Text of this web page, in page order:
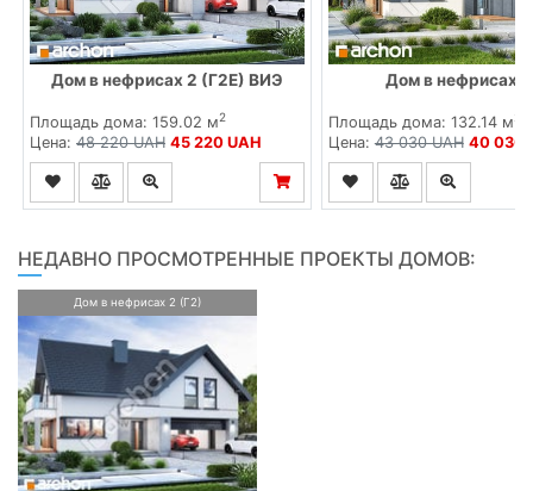
Дом в нефрисах 2 (Г2Е) ВИЭ
Площадь дома: 159.02 м2
Цена: 48 220 UAH 45 220 UAH
Дом в нефрисах
Площадь дома: 132.14 м
Цена:43 030 UAH 40 030
НЕДАВНО ПРОСМОТРЕННЫЕ ПРОЕКТЫ ДОМОВ:
Дом в нефрисах 2 (Г2)